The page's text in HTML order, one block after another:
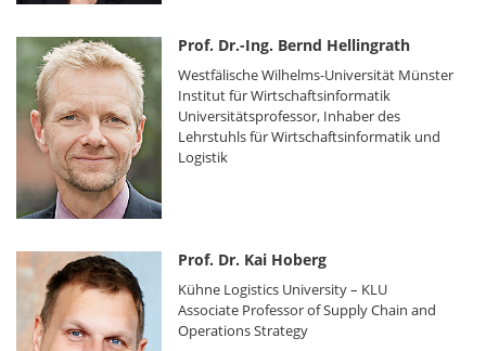
Prof. Dr.-Ing. Bernd Hellingrath
Westfälische Wilhelms-Universität Münster
Institut für Wirtschaftsinformatik
Universitätsprofessor, Inhaber des
Lehrstuhls für Wirtschaftsinformatik und
Logistik
Prof. Dr. Kai Hoberg
Kühne Logistics University – KLU
Associate Professor of Supply Chain and
Operations Strategy